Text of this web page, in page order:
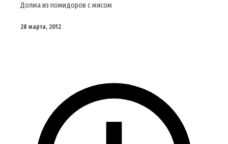
Долма из помидоров с мясом
28 марта, 2012